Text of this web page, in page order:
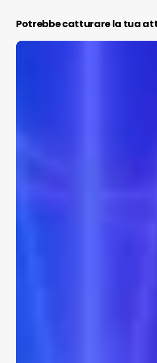
Potrebbe catturare la tua